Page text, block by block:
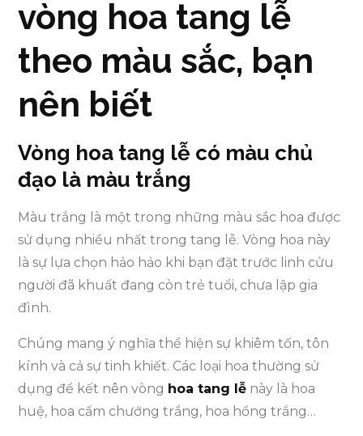
vòng hoa tang lễ
theo màu sắc, bạn
nên biết
Vòng hoa tang lễ có màu chủ
đạo là màu trắng
Màu trắng là một trong những màu sắc hoa được
sử dụng nhiều nhất trong tang lễ. Vòng hoa này
là sự lựa chọn hảo hảo khi bạn đặt trước linh cửu
người đã khuất đang còn trẻ tuổi, chưa lập gia
đình.
Chúng mang ý nghĩa thể hiện sự khiêm tốn, tôn
kính và cả sự tinh khiết. Các loại hoa thường sử
dụng để kết nên vòng hoa tang lễ này là hoa
huệ, hoa cẩm chướng trắng, hoa hồng trắng…